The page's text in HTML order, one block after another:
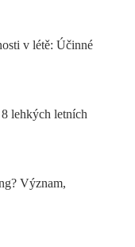
v létě: Účinné
lehkých letních
Význam,